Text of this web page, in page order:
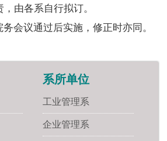
由各系自行拟订。
会议通过后实施，修正时亦同。
系所单位
工业管理系
企业管理系